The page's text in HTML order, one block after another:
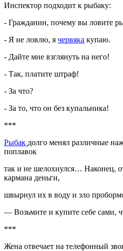
Инспектор подходит к рыбаку:
- Гражданин, почему вы ловите
- Я не ловлю, я червяка купаю.
- Дайте мне взглянуть на него!
- Так, платите штраф!
- За что?
- За то, что он без купальника!
***
Рыбак долго менял различные
поплавок
так и не шелохнулся… Наконец,
кармана деньги,
швырнул их в воду и зло
— Возьмите и купите себе сами,
***
Жена отвечает на телефонный